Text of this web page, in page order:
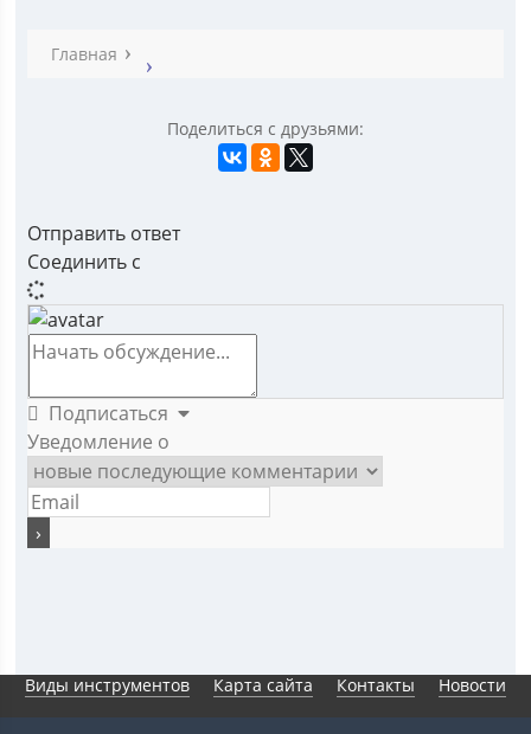
Главная
Поделиться с друзьями:
Отправить ответ
Соединить с
Подписаться
Уведомление о
Виды инструментов Карта сайта Контакты Новости